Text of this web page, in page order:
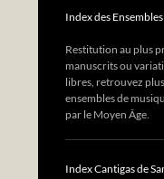
Index des
Restitution au plus
manuscrits ou
libres, retrouvez
ensembles de
par le Moyen Âge.
Index Cantigas de